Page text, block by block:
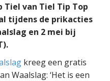
Tiel van Tiel Tip Top
tijdens de prikacties
en 2 mei bij
kreeg een gratis
Waalslag: ‘Het is een